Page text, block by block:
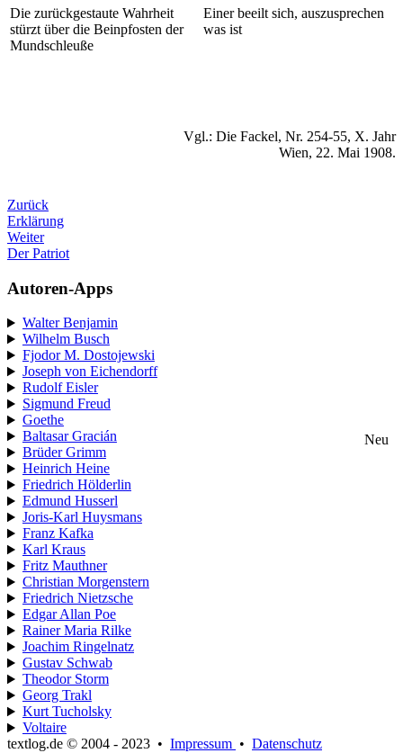
Die zurückgestaute Wahrheit
stürzt über die Beinpfosten der
Mundschleuße
Einer beeilt sich, auszusprechen
was ist
Vgl.: Die Fackel, Nr. 254-55, X. Jahr
Wien, 22. Mai 1908.
Zurück
Erklärung
Weiter
Der Patriot
Autoren-Apps
Walter Benjamin
Wilhelm Busch
Fjodor M. Dostojewski
Joseph von Eichendorff
Rudolf Eisler
Sigmund Freud
Goethe
Baltasar Gracián
Neu
Brüder Grimm
Heinrich Heine
Friedrich Hölderlin
Edmund Husserl
Joris-Karl Huysmans
Franz Kafka
Karl Kraus
Fritz Mauthner
Christian Morgenstern
Friedrich Nietzsche
Edgar Allan Poe
Rainer Maria Rilke
Joachim Ringelnatz
Gustav Schwab
Theodor Storm
Georg Trakl
Kurt Tucholsky
Voltaire
textlog.de © 2004 - 2023 • Impressum • Datenschutz